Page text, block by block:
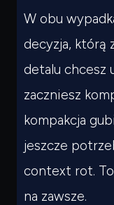
W obu
decyzja, którą
detalu chcesz
zaczniesz
kompakcja
jeszcze
context rot.
na zawsze.